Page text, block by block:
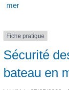
mer
Fiche pratique
Sécurité
bateau en